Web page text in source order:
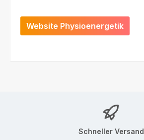
Website Physioenergetik
Schneller Versand